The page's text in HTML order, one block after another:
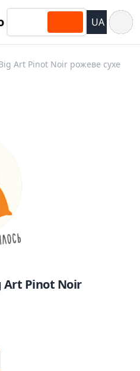
UA
Art Pinot Noir рожеве сухе
Art Pinot Noir